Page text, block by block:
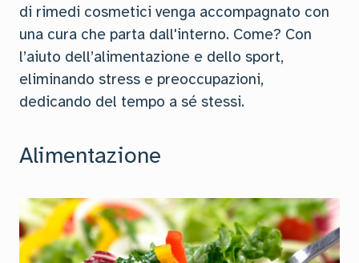
di rimedi cosmetici venga accompagnato con
una cura che parta dall'interno. Come? Con
l’aiuto dell’alimentazione e dello sport,
eliminando stress e preoccupazioni,
dedicando del tempo a sé stessi.
Alimentazione